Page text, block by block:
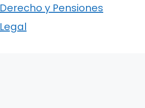
Derecho y Pensiones
Legal